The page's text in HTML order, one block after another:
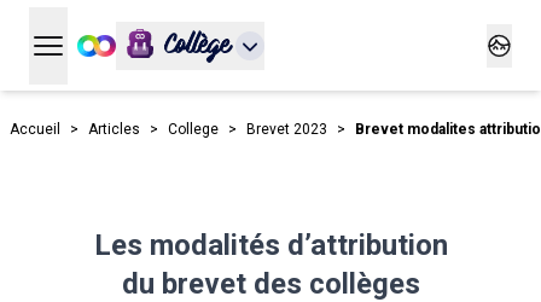
Ouvrir le menu principal
Collège
Accueil > Articles > College > Brevet 2023 > Brevet modalites
Les modalités d’attribution
du brevet des collèges